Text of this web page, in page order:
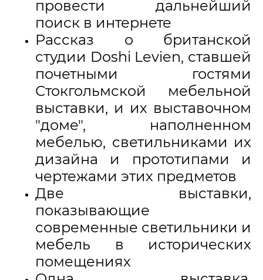
провести дальнейший
поиск в интернете
Рассказ о британской
студии Doshi Levien, ставшей
почетными гостями
Стокгольмской мебельной
выставки, и их выставочном
"доме", наполненном
мебелью, светильниками их
дизайна и прототипами и
чертежами этих предметов
Две выставки,
показывающие
современные светильники и
мебель в исторических
помещениях